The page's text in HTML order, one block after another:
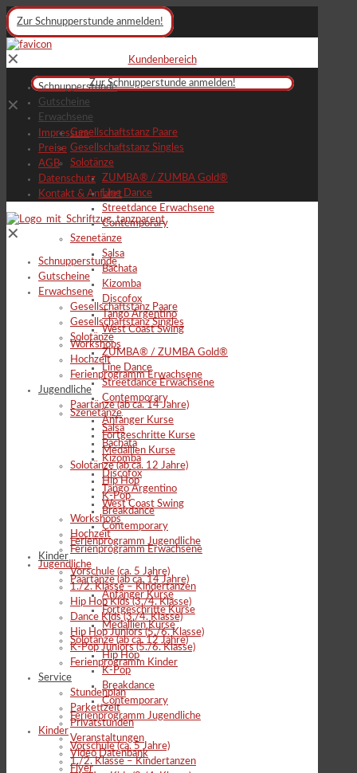
Zur Schnupperstunde anmelden!
✕
Schnupperstunde
Gutscheine
Erwachsene
Gesellschaftstanz Paare
Gesellschaftstanz Singles
Solotänze
ZUMBA® / ZUMBA Gold®
Line Dance
Streetdance Erwachsene
Contemporary
Szenetänze
Salsa
Bachata
Kizomba
Discofox
Tango Argentino
West Coast Swing
Workshops
Hochzeit
Ferienprogramm Erwachsene
Jugendliche
Paartänze (ab ca. 14 Jahre)
Anfänger Kurse
Fortgeschritte Kurse
Medallien Kurse
Solotänze (ab ca. 12 Jahre)
Hip Hop
K-Pop
Breakdance
Contemporary
Ferienprogramm Jugendliche
Kinder
Vorschule (ca. 5 Jahre)
1./2. Klasse – Kindertanzen
Hip Hop Kids (3./4. Klasse)
Dance Kids (3./4. Klasse)
Hip Hop Juniors (5./6. Klasse)
K-Pop Juniors (5./6. Klasse)
Ferienprogramm Kinder
Service
Stundenplan
Parkettzeit
Privatstunden
Veranstaltungen
Video Datenbank
Flyer
Kundenbereich
Zur Schnupperstunde anmelden!
✕
Impressum
Preise
AGB
Datenschutz
Kontakt & Anfahrt
✕
Schnupperstunde
Gutscheine
Erwachsene
Gesellschaftstanz Paare
Gesellschaftstanz Singles
Solotänze
ZUMBA® / ZUMBA Gold®
Line Dance
Streetdance Erwachsene
Contemporary
Szenetänze
Salsa
Bachata
Kizomba
Discofox
Tango Argentino
West Coast Swing
Workshops
Hochzeit
Ferienprogramm Erwachsene
Jugendliche
Paartänze (ab ca. 14 Jahre)
Anfänger Kurse
Fortgeschritte Kurse
Medallien Kurse
Solotänze (ab ca. 12 Jahre)
Hip Hop
K-Pop
Breakdance
Contemporary
Ferienprogramm Jugendliche
Kinder
Vorschule (ca. 5 Jahre)
1./2. Klasse – Kindertanzen